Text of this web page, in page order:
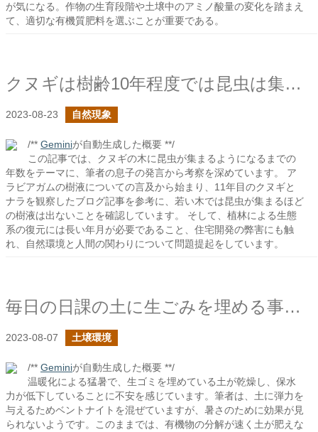
が気になる。作物の生育段階や土壌中のアミノ酸量の変化を踏まえ
て、適切な有機質肥料を選ぶことが重要である。
クヌギは樹齢10年程度では昆虫は集まらないらしい
2023-08-23 自然現象
/** Geminiが自動生成した概要 **/
この記事では、クヌギの木に昆虫が集まるようになるまでの
年数をテーマに、筆者の息子の発言から考察を深めています。 ア
ラビアガムの樹液についての言及から始まり、11年目のクヌギと
ナラを観察したブログ記事を参考に、若い木では昆虫が集まるほど
の樹液は出ないことを確認しています。 そして、植林による生態
系の復元には長い年月が必要であること、住宅開発の弊害にも触
れ、自然環境と人間の関わりについて問題提起をしています。
毎日の日課の土に生ごみを埋める事から感じる将来の不安
2023-08-07 土壌環境
/** Geminiが自動生成した概要 **/
温暖化による猛暑で、生ゴミを埋めている土が乾燥し、保水
力が低下していることに不安を感じています。筆者は、土に弾力を
与えるためベントナイトを混ぜていますが、暑さのために効果が見
られないようです。このままでは、有機物の分解が速く土が肥えな